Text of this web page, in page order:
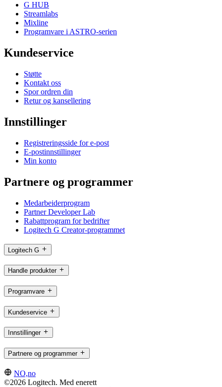
G HUB
Streamlabs
Mixline
Programvare i ASTRO-serien
Kundeservice
Støtte
Kontakt oss
Spor ordren din
Retur og kansellering
Innstillinger
Registreringsside for e-post
E-postinnstillinger
Min konto
Partnere og programmer
Medarbeiderprogram
Partner Developer Lab
Rabattprogram for bedrifter
Logitech G Creator-programmet
Logitech G
Handle produkter
Programvare
Kundeservice
Innstillinger
Partnere og programmer
NO,no
©2026 Logitech. Med enerett